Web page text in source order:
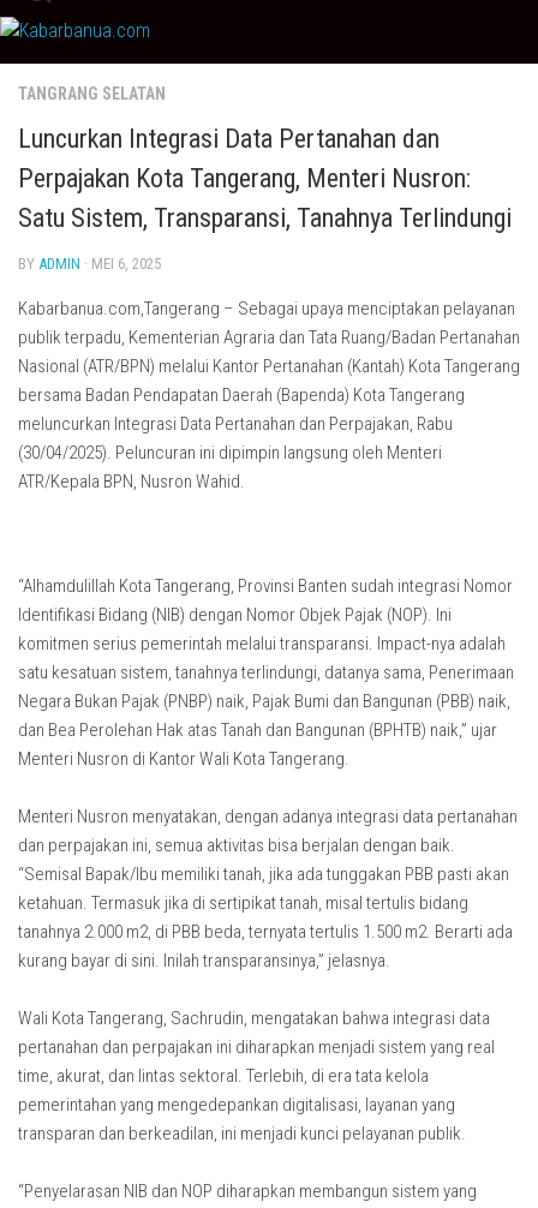
Skip
to
content
TANGRANG SELATAN
Luncurkan Integrasi Data Pertanahan dan
Perpajakan Kota Tangerang, Menteri Nusron:
Satu Sistem, Transparansi, Tanahnya Terlindungi
BY ADMIN · MEI 6, 2025
Kabarbanua.com,Tangerang – Sebagai upaya menciptakan pelayanan
publik terpadu, Kementerian Agraria dan Tata Ruang/Badan Pertanahan
Nasional (ATR/BPN) melalui Kantor Pertanahan (Kantah) Kota Tangerang
bersama Badan Pendapatan Daerah (Bapenda) Kota Tangerang
meluncurkan Integrasi Data Pertanahan dan Perpajakan, Rabu
(30/04/2025). Peluncuran ini dipimpin langsung oleh Menteri
ATR/Kepala BPN, Nusron Wahid.
“Alhamdulillah Kota Tangerang, Provinsi Banten sudah integrasi Nomor
Identifikasi Bidang (NIB) dengan Nomor Objek Pajak (NOP). Ini
komitmen serius pemerintah melalui transparansi. Impact-nya adalah
satu kesatuan sistem, tanahnya terlindungi, datanya sama, Penerimaan
Negara Bukan Pajak (PNBP) naik, Pajak Bumi dan Bangunan (PBB) naik,
dan Bea Perolehan Hak atas Tanah dan Bangunan (BPHTB) naik,” ujar
Menteri Nusron di Kantor Wali Kota Tangerang.
Menteri Nusron menyatakan, dengan adanya integrasi data pertanahan
dan perpajakan ini, semua aktivitas bisa berjalan dengan baik.
“Semisal Bapak/Ibu memiliki tanah, jika ada tunggakan PBB pasti akan
ketahuan. Termasuk jika di sertipikat tanah, misal tertulis bidang
tanahnya 2.000 m2, di PBB beda, ternyata tertulis 1.500 m2. Berarti ada
kurang bayar di sini. Inilah transparansinya,” jelasnya.
Wali Kota Tangerang, Sachrudin, mengatakan bahwa integrasi data
pertanahan dan perpajakan ini diharapkan menjadi sistem yang real
time, akurat, dan lintas sektoral. Terlebih, di era tata kelola
pemerintahan yang mengedepankan digitalisasi, layanan yang
transparan dan berkeadilan, ini menjadi kunci pelayanan publik.
“Penyelarasan NIB dan NOP diharapkan membangun sistem yang